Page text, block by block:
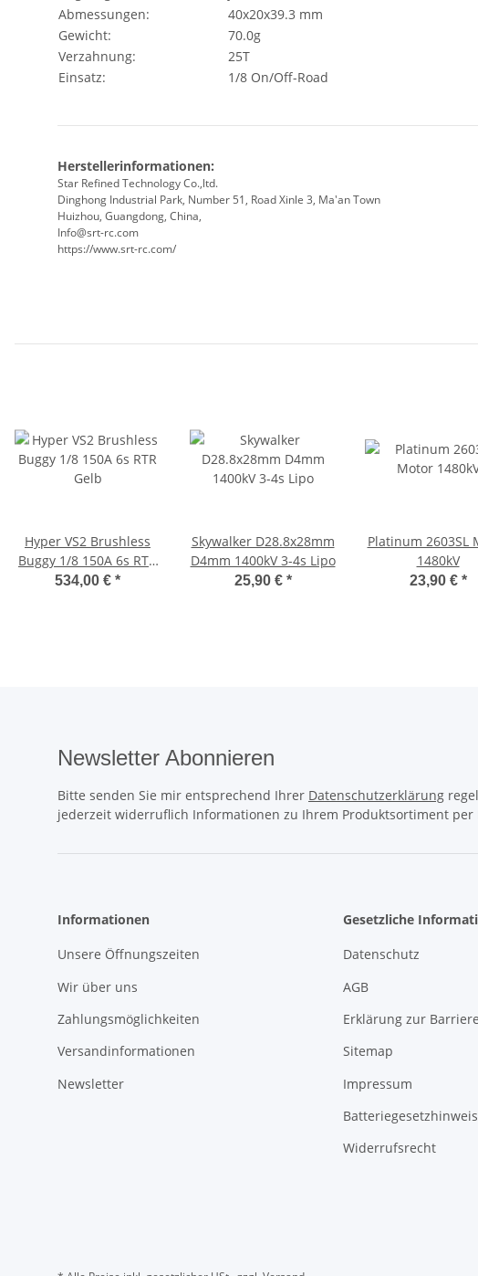
Abmessungen:
40x20x39.3 mm
Gewicht:
70.0g
Verzahnung:
25T
Einsatz:
1/8 On/Off-Road
Herstellerinformationen:
Star Refined Technology Co.,ltd.
Dinghong Industrial Park, Number 51, Road Xinle 3, Ma'an Town
Huizhou, Guangdong, China,
Info@srt-rc.com
https://www.srt-rc.com/
Hyper VS2 Brushless
Buggy 1/8 150A 6s RTR
Gelb
534,00 € *
Skywalker D28.8x28mm
D4mm 1400kV 3-4s Lipo
25,90 € *
Platinum 2603SL
1480kV
23,90 € *
Newsletter Abonnieren
Bitte senden Sie mir entsprechend Ihrer Datenschutzerklärung
jederzeit widerruflich Informationen zu Ihrem Produktsortiment per
Informationen
Unsere Öffnungszeiten
Wir über uns
Zahlungsmöglichkeiten
Versandinformationen
Newsletter
Gesetzliche
Datenschutz
AGB
Erklärung zur
Sitemap
Impressum
Widerrufsrecht